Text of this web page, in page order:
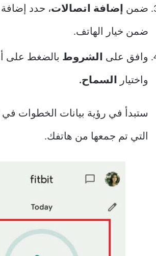
ضمن إضافة اتصالات، حدد
ضمن خيار الهاتف.
وافق على الشروط بالضغط على
واختيار السماح.
التي تم جمعها من هاتفك.